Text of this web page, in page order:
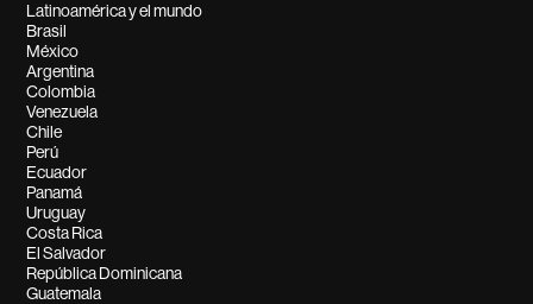
Latinoamérica y el mundo
Brasil
México
Argentina
Colombia
Venezuela
Chile
Perú
Ecuador
Panamá
Uruguay
Costa Rica
El Salvador
República Dominicana
Guatemala